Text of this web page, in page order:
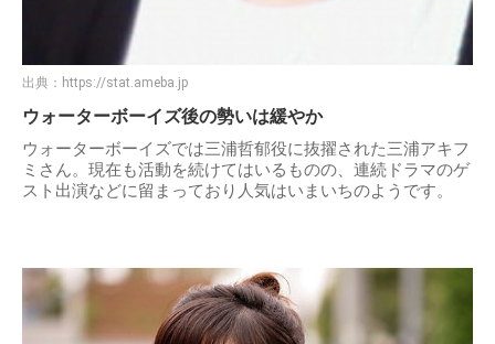
出典： https://stat.ameba.jp
ウォーターボーイズ後の勢いは緩やか
ウォーターボーイズでは三浦哲郁役に抜擢された三浦アキフ
ミさん。現在も活動を続けてはいるものの、連続ドラマのゲ
スト出演などに留まっており人気はいまいちのようです。